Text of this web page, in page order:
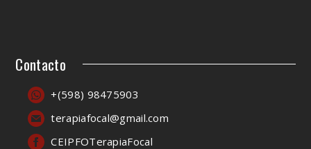
Contacto
+(598) 98475903
terapiafocal@gmail.com
CEIPFOTerapiaFocal